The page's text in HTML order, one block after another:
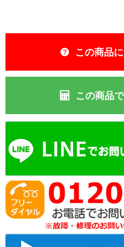
この商品
この商品